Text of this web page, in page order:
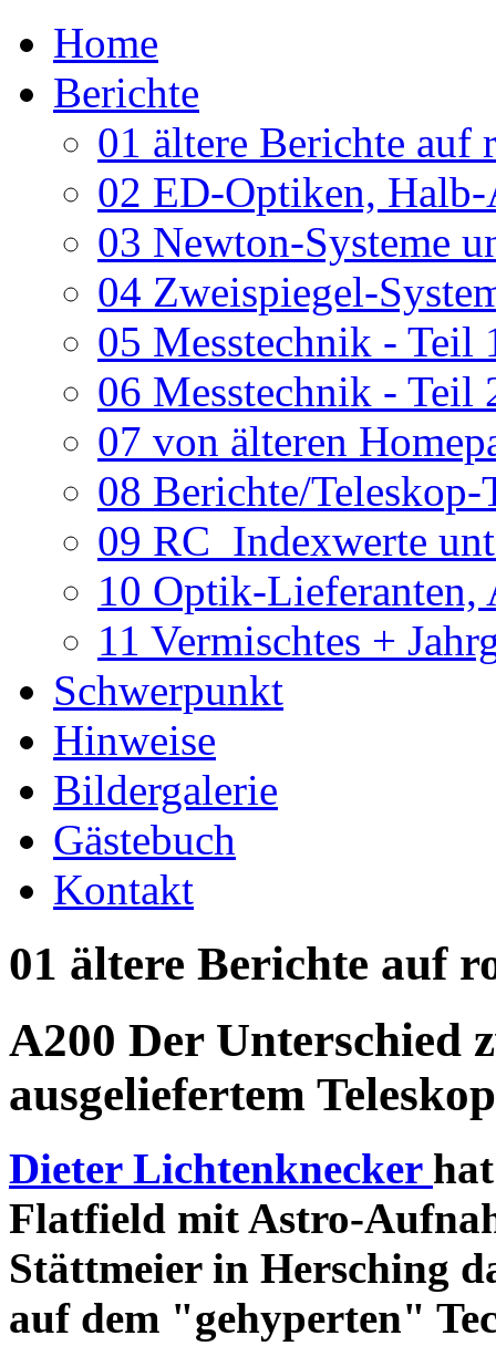
Home
Berichte
01 ältere Berichte auf
02 ED-Optiken, Halb-
03 Newton-Systeme
04 Zweispiegel-
05 Messtechnik - Teil
06 Messtechnik - Teil
07 von älteren
08 Berichte/
09 RC_Indexwerte
10 Optik-Lieferanten,
11 Vermischtes +
Schwerpunkt
Hinweise
Bildergalerie
Gästebuch
Kontakt
01 ältere Berichte auf
A200 Der Unterschied
ausgeliefertem
Dieter Lichtenknecker
Flatfield mit Astro-
Stättmeier in Hersching
auf dem "gehyperten"